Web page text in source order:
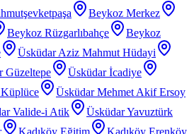
Beykoz Merkez
Beykoz Rüzgarlıbahçe
Beykoz
Üsküdar Aziz Mahmut Hüdayi
Güzeltepe
Üsküdar İcadiye
Üsküdar Mehmet Akif Ersoy
Valide-i Atik
Üsküdar Yavuztürk
Kadıköy Eğitim
Kadıköy Erenköy